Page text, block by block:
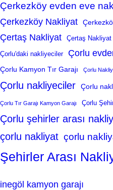
Çerkezköy evden eve
Çerkezköy Nakliyat
Çertaş Nakliyat Çertaş Nakliyat
Çorlu'daki nakliyeciler Çorlu
Çorlu Kamyon Tır Garajı Çorlu
Çorlu nakliyeciler Çorlu
Çorlu Tır Garajı Kamyon Garajı Çorlu
Çorlu şehirler arası
çorlu nakliyat çorlu
Şehirler Arası
inegöl kamyon garajı